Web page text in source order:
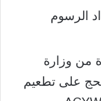
الرسوم
من وزارة
على تطعيم